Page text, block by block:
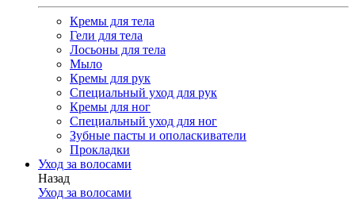
Кремы для тела
Гели для тела
Лосьоны для тела
Мыло
Кремы для рук
Специальный уход для рук
Кремы для ног
Специальный уход для ног
Зубные пасты и ополаскиватели
Прокладки
Уход за волосами
Назад
Уход за волосами